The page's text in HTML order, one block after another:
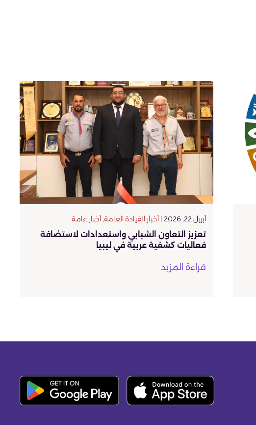
أبريل 22, 2026 | أخبار القيادة العامة,أخبار عامة
تعزيز التعاون الشبابي واستعدادات لاستضافة
فعاليات كشفية عربية في ليبيا
قراءة المزيد